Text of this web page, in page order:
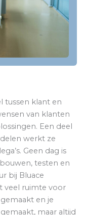
tussen klant en
van klanten
Een deel
werkt ze
Geen dag is
testen en
bij Bluace
veel ruimte voor
en je
maar altijd